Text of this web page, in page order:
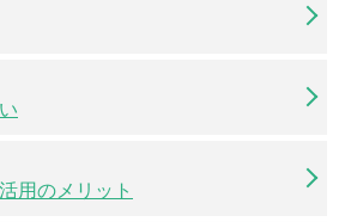
用のメリット